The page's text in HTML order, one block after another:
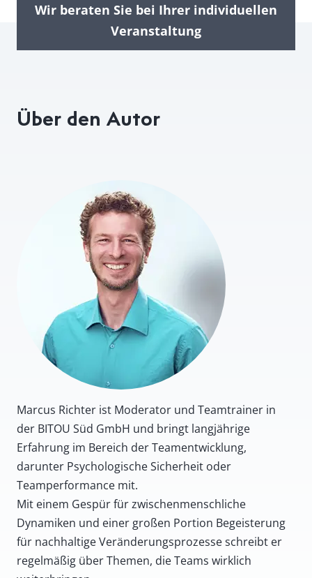
Wir beraten Sie bei Ihrer individuellen
Veranstaltung
Über den Autor
Marcus Richter ist Moderator und Teamtrainer in
der BITOU Süd GmbH und bringt langjährige
Erfahrung im Bereich der Teamentwicklung,
darunter Psychologische Sicherheit oder
Teamperformance mit.
Mit einem Gespür für zwischenmenschliche
Dynamiken und einer großen Portion Begeisterung
für nachhaltige Veränderungsprozesse schreibt er
regelmäßig über Themen, die Teams wirklich